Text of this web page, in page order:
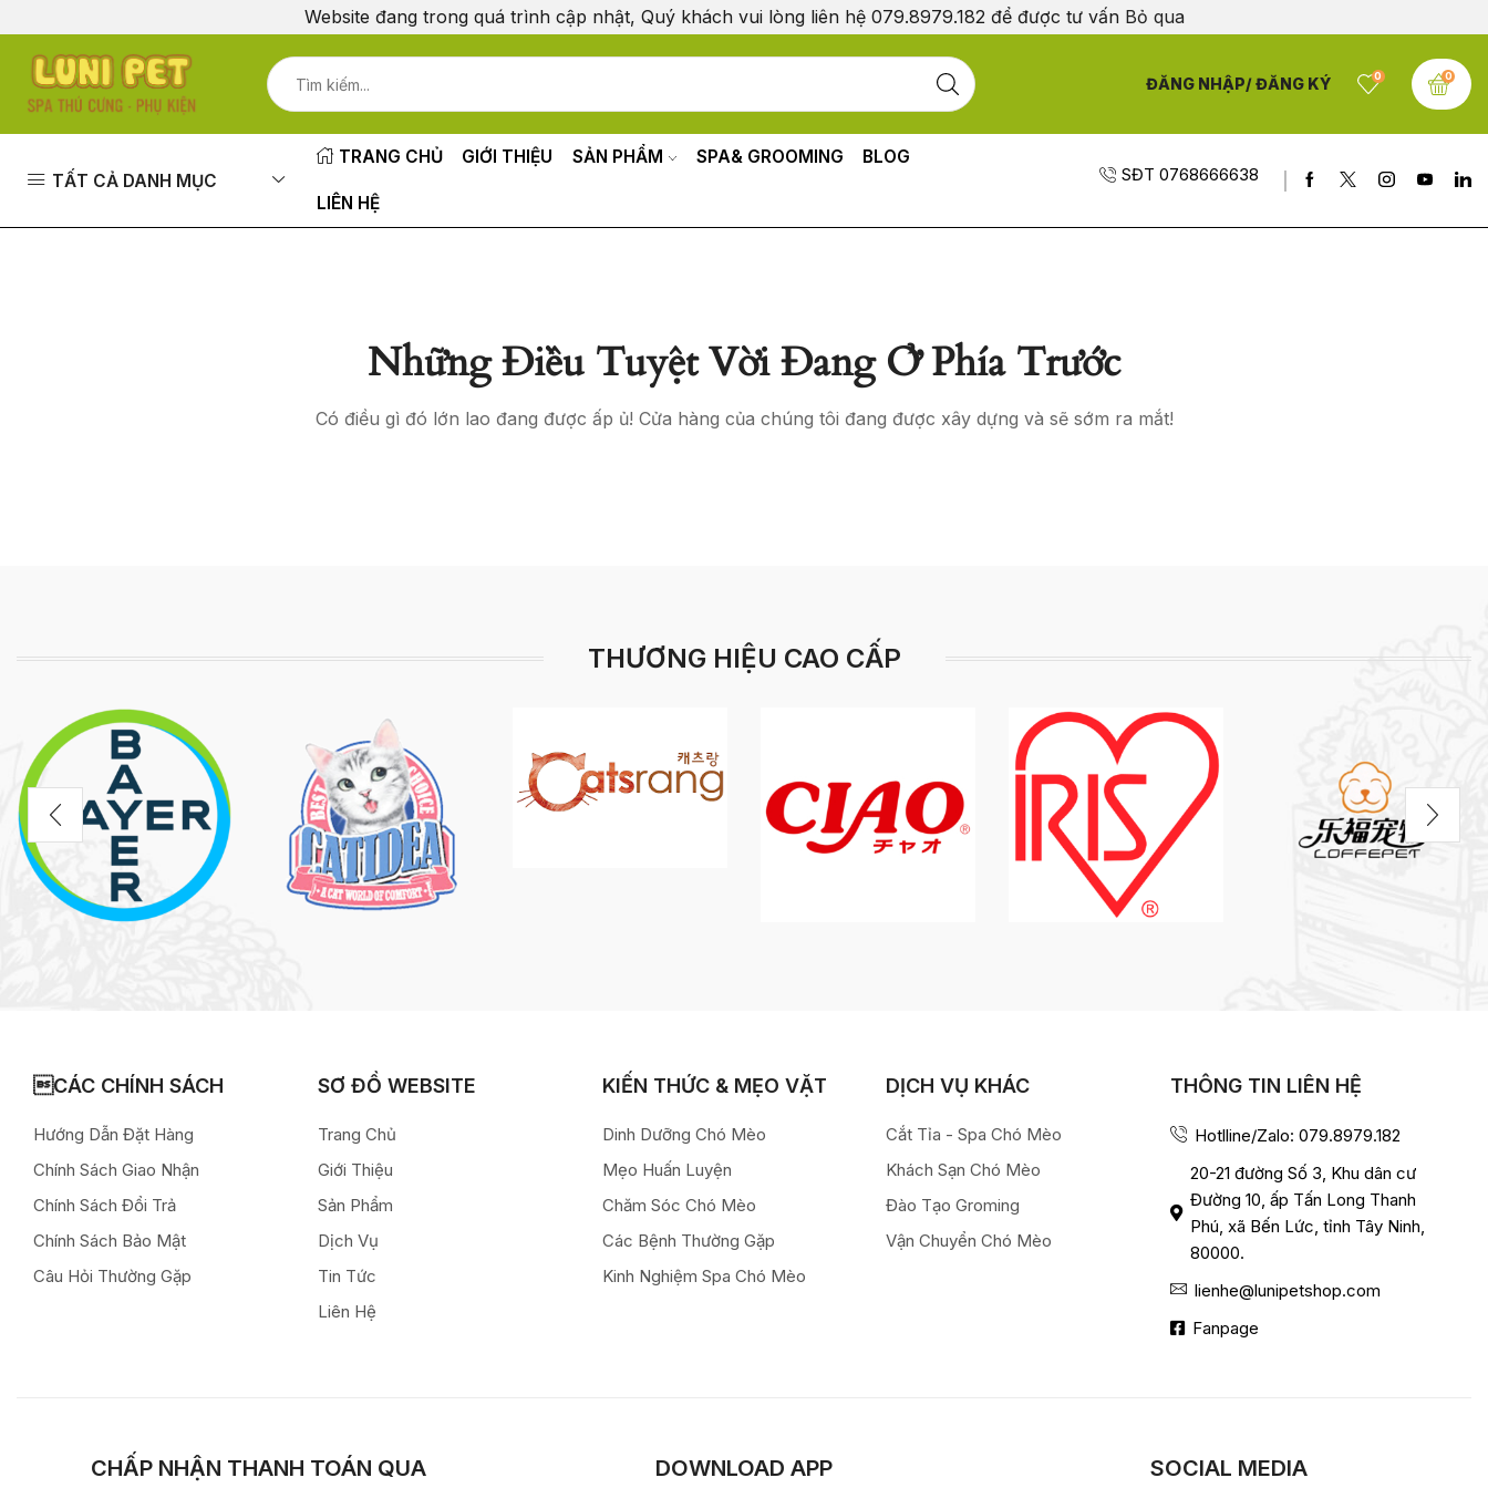
Website đang trong quá trình cập nhật, Quý khách vui lòng liên hệ 079.8979.182 để được tư vấn Bỏ qua
ĐĂNG NHẬP/ ĐĂNG KÝ 0 0
TẤT CẢ DANH MỤC
TRANG CHỦ GIỚI THIỆU SẢN PHẨM SPA& GROOMING BLOG
LIÊN HỆ
SĐT 0768666638
Những Điều Tuyệt Vời Đang Ở Phía Trước
Có điều gì đó lớn lao đang được ấp ủ! Cửa hàng của chúng tôi đang được xây dựng và sẽ sớm ra mắt!
THƯƠNG HIỆU CAO CẤP
CÁC CHÍNH SÁCH
Hướng Dẫn Đặt Hàng
Chính Sách Giao Nhận
Chính Sách Đổi Trả
Chính Sách Bảo Mật
Câu Hỏi Thường Gặp
SƠ ĐỒ WEBSITE
Trang Chủ
Giới Thiệu
Sản Phẩm
Dịch Vụ
Tin Tức
Liên Hệ
KIẾN THỨC & MẸO VẶT
Dinh Dưỡng Chó Mèo
Mẹo Huấn Luyện
Chăm Sóc Chó Mèo
Các Bệnh Thường Gặp
Kinh Nghiệm Spa Chó Mèo
DỊCH VỤ KHÁC
Cắt Tỉa - Spa Chó Mèo
Khách Sạn Chó Mèo
Đào Tạo Groming
Vận Chuyển Chó Mèo
THÔNG TIN LIÊN HỆ
Hotlline/Zalo: 079.8979.182
20-21 đường Số 3, Khu dân cư
Đường 10, ấp Tấn Long Thanh
Phú, xã Bến Lức, tỉnh Tây Ninh,
80000.
lienhe@lunipetshop.com
Fanpage
CHẤP NHẬN THANH TOÁN QUA DOWNLOAD APP SOCIAL MEDIA